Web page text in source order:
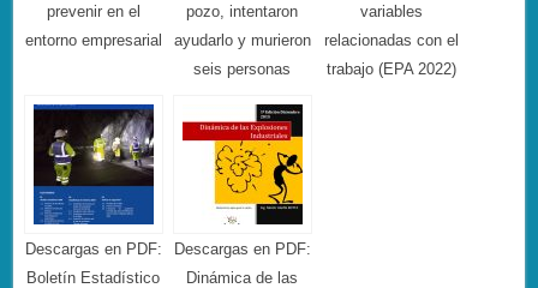
prevenir en el
entorno empresarial
pozo, intentaron
ayudarlo y murieron
seis personas
variables
relacionadas con el
trabajo (EPA 2022)
Descargas en PDF:
Boletín Estadístico
Descargas en PDF:
Dinámica de las